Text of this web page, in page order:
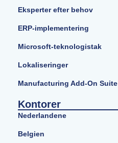
Eksperter efter behov
ERP-implementering
Microsoft-teknologistak
Lokaliseringer
Manufacturing Add-On Suite
Kontorer
Nederlandene
Belgien